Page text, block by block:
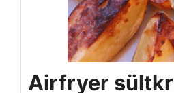
Airfryer